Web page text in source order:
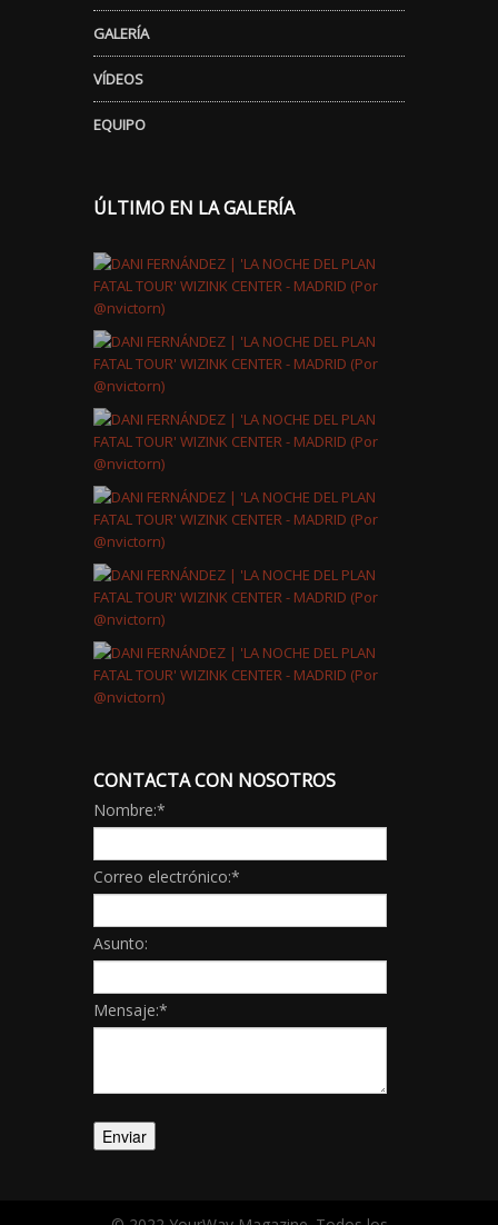
GALERÍA
VÍDEOS
EQUIPO
ÚLTIMO EN LA GALERÍA
CONTACTA CON NOSOTROS
Nombre:*
Correo electrónico:*
Asunto:
Mensaje:*